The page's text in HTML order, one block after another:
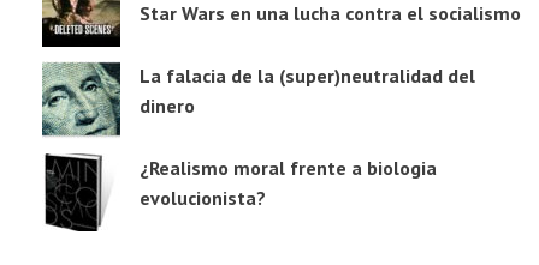
Star Wars en una lucha contra el socialismo
La falacia de la (super)neutralidad del
dinero
¿Realismo moral frente a biologia
evolucionista?